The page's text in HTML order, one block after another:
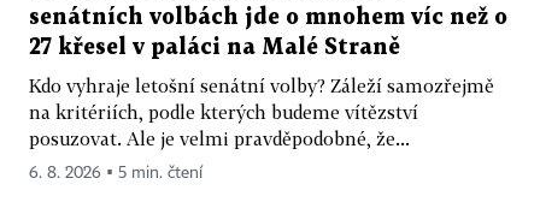
senátních volbách jde o mnohem víc než o
27 křesel v paláci na Malé Straně
Kdo vyhraje letošní senátní volby? Záleží samozřejmě
na kritériích, podle kterých budeme vítězství
posuzovat. Ale je velmi pravděpodobné, že...
6. 8. 2026 ▪ 5 min. čtení